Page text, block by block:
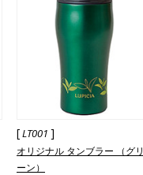
[LT001 ]
オリジナル タンブラー （グリ
ーン）